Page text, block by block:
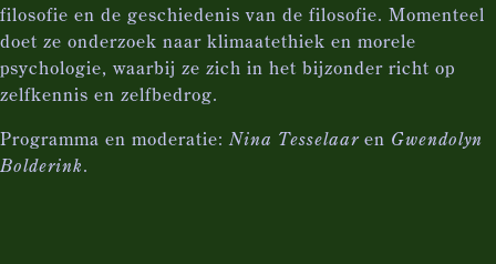
filosofie en de geschiedenis van de filosofie. Momenteel
doet ze onderzoek naar klimaatethiek en morele
psychologie, waarbij ze zich in het bijzonder richt op
zelfkennis en zelfbedrog.
Programma en moderatie:Nina Tesselaar en Gwendolyn
Bolderink.